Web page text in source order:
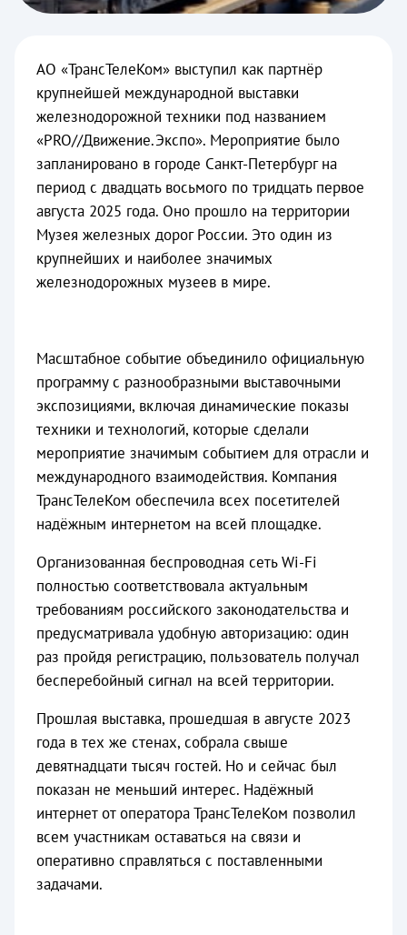
АО «ТрансТелеКом» выступил как партнёр
крупнейшей международной выставки
железнодорожной техники под названием
«PRO//Движение.Экспо». Мероприятие было
запланировано в городе Санкт-Петербург на
период с двадцать восьмого по тридцать первое
августа 2025 года. Оно прошло на территории
Музея железных дорог России. Это один из
крупнейших и наиболее значимых
железнодорожных музеев в мире.
Масштабное событие объединило официальную
программу с разнообразными выставочными
экспозициями, включая динамические показы
техники и технологий, которые сделали
мероприятие значимым событием для отрасли и
международного взаимодействия. Компания
ТрансТелеКом обеспечила всех посетителей
надёжным интернетом на всей площадке.
Организованная беспроводная сеть Wi-Fi
полностью соответствовала актуальным
требованиям российского законодательства и
предусматривала удобную авторизацию: один
раз пройдя регистрацию, пользователь получал
бесперебойный сигнал на всей территории.
Прошлая выставка, прошедшая в августе 2023
года в тех же стенах, собрала свыше
девятнадцати тысяч гостей. Но и сейчас был
показан не меньший интерес. Надёжный
интернет от оператора ТрансТелеКом позволил
всем участникам оставаться на связи и
оперативно справляться с поставленными
задачами.